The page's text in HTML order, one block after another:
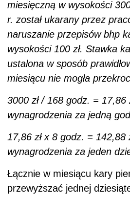
miesięczną w wysokości
r. został ukarany przez
naruszanie przepisów bhp
wysokości 100 zł. Stawka
ustalona w sposób
miesiącu nie mogła
3000 zł / 168 godz. = 17,86
wynagrodzenia za jedną
17,86 zł x 8 godz. = 142,88
wynagrodzenia za jeden
Łącznie w miesiącu kary
przewyższać jednej